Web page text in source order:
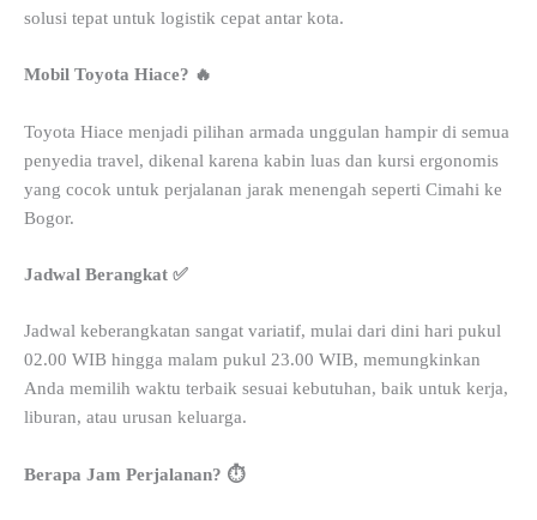
solusi tepat untuk logistik cepat antar kota.
Mobil Toyota Hiace? 🔥
Toyota Hiace menjadi pilihan armada unggulan hampir di semua
penyedia travel, dikenal karena kabin luas dan kursi ergonomis
yang cocok untuk perjalanan jarak menengah seperti Cimahi ke
Bogor.
Jadwal Berangkat ✅
Jadwal keberangkatan sangat variatif, mulai dari dini hari pukul
02.00 WIB hingga malam pukul 23.00 WIB, memungkinkan
Anda memilih waktu terbaik sesuai kebutuhan, baik untuk kerja,
liburan, atau urusan keluarga.
Berapa Jam Perjalanan? ⏱️